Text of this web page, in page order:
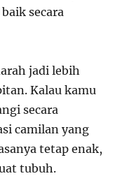
secara
jadi lebih
Kalau kamu
secara
camilan yang
tetap enak,
tubuh.